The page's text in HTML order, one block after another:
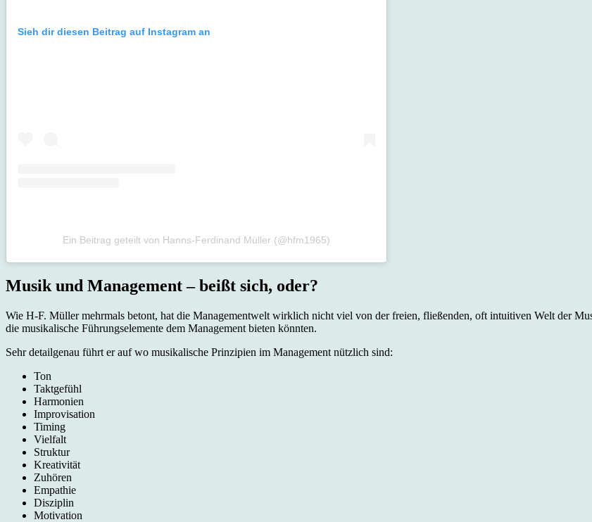
Sieh dir diesen Beitrag auf Instagram an
Ein Beitrag geteilt von Hanns-Ferdinand Müller (@hfm1965)
Musik und Management – beißt sich, oder?
Wie H-F. Müller mehrmals betont, hat die Managementwelt wirklich nicht viel von der freien, fließenden, oft intuitiven Welt der
die musikalische Führungselemente dem Management bieten könnten.
Sehr detailgenau führt er auf wo musikalische Prinzipien im Management nützlich sind:
Ton
Taktgefühl
Harmonien
Improvisation
Timing
Vielfalt
Struktur
Kreativität
Zuhören
Empathie
Disziplin
Motivation